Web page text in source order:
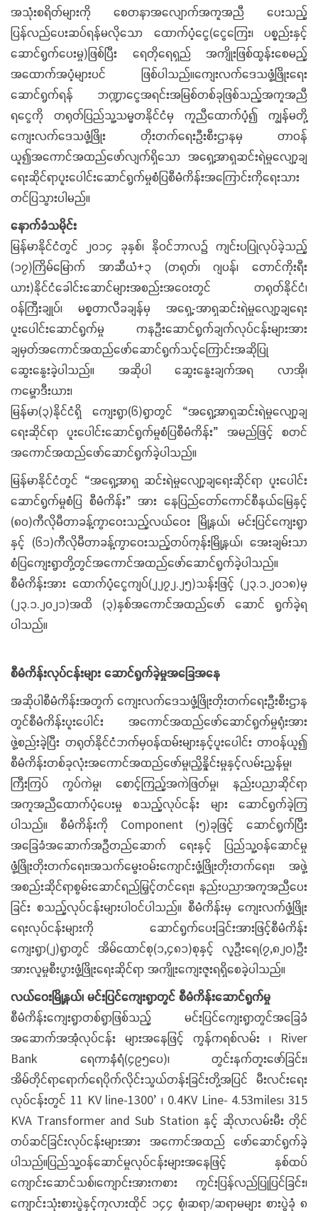
အသုံးစရိတ်များကို စေတနာအလျောက်အကူအညီ ပေးသည့်
ပြန်လည်ပေးဆပ်ရန်မလိုသော ထောက်ပံ့ငွေ(ငွေကြေး၊ ပစ္စည်းနှင့်
ဆောင်ရွက်ပေးမှု)ဖြစ်ပြီး ရေတိုရေရှည် အကျိုးဖြစ်ထွန်းစေမည့်
အထောက်အပံ့များပင် ဖြစ်ပါသည်။ကျေးလက်ဒေသဖွံ့ဖြိုးရေး
ဆောင်ရွက်ရန် ဘဏ္ဍာငွေအရင်းအမြစ်တစ်ခုဖြစ်သည့်အကူအညီ
ရငွေကို တရုတ်ပြည်သူ့သမ္မတနိုင်ငံမှ ကူညီထောက်ပံ့၍ ကျွန်မတို့
ကျေးလက်ဒေသဖွံ့ဖြိုး တိုးတက်ရေးဦးစီးဌာနမှ တာဝန်
ယူ၍အကောင်အထည်ဖော်လျက်ရှိသော အရှေ့အာရှဆင်းရဲမှုလျော့ချ
ရေးဆိုင်ရာပူးပေါင်းဆောင်ရွက်မှုစံပြစီမံကိန်းအကြောင်းကိုရေးသား
တင်ပြသွားပါမည်။
နောက်ခံသမိုင်း
မြန်မာနိုင်ငံတွင် ၂၀၁၄ ခုနှစ်၊ နိုဝင်ဘာလ၌ ကျင်းပပြုလုပ်ခဲ့သည့်
(၁၇)ကြိမ်မြောက် အာဆီယံ+၃ (တရုတ်၊ ဂျပန်၊ တောင်ကိုးရီး
ယား)နိုင်ငံခေါင်းဆောင်များအစည်းအဝေးတွင် တရုတ်နိုင်ငံ၊
ဝန်ကြီးချုပ်၊ မစ္စတာလီခချန်မှ အရှေ့-အာရှဆင်းရဲမှုလျော့ချရေး
ပူးပေါင်းဆောင်ရွက်မှု ကနဦးဆောင်ရွက်ချက်လုပ်ငန်းများအား
ချမှတ်အကောင်အထည်ဖော်ဆောင်ရွက်သင့်ကြောင်းအဆိုပြု
ဆွေးနွေးခဲ့ပါသည်။ အဆိုပါ ဆွေးနွေးချက်အရ လာအို၊
ကမ္ဘောဒီးယား၊
မြန်မာ(၃)နိုင်ငံရှိ ကျေးရွာ(၆)ရွာတွင် “အရှေ့အာရှဆင်းရဲမှုလျော့ချ
ရေးဆိုင်ရာ ပူးပေါင်းဆောင်ရွက်မှုစံပြစီမံကိန်း” အမည်ဖြင့် စတင်
အကောင်အထည်ဖော်ဆောင်ရွက်ခဲ့ပါသည်။
မြန်မာနိုင်ငံတွင် “အရှေ့အာရှ ဆင်းရဲမှုလျော့ချရေးဆိုင်ရာ ပူးပေါင်း
ဆောင်ရွက်မှုစံပြ စီမံကိန်း” အား နေပြည်တော်ကောင်စီနယ်မြေနှင့်
(၈၀)ကီလိုမီတာခန့်ကွာဝေးသည့်လယ်ဝေး မြို့နယ်၊ မင်းပြင်ကျေးရွာ
နှင့် (၆၁)ကီလိုမီတာခန့်ကွာဝေးသည့်တပ်ကုန်းမြို့နယ်၊ အေးချမ်းသာ
စံပြကျေးရွာတို့တွင်အကောင်အထည်ဖော်ဆောင်ရွက်ခဲ့ပါသည်။
စီမံကိန်းအား ထောက်ပံ့ငွေကျပ်(၂၂၇၂.၂၅)သန်းဖြင့် (၂၃.၁.၂၀၁၈)မှ
(၂၃.၁.၂၀၂၁)အထိ (၃)နှစ်အကောင်အထည်ဖော် ဆောင် ရွက်ခဲ့ရ
ပါသည်။
စီမံကိန်းလုပ်ငန်းများ ဆောင်ရွက်ခဲ့မှုအခြေအနေ
အဆိုပါစီမံကိန်းအတွက် ကျေးလက်ဒေသဖွံ့ဖြိုးတိုးတက်ရေးဦးစီးဌာန
တွင်စီမံကိန်းပူးပေါင်း အကောင်အထည်ဖော်ဆောင်ရွက်မှုရုံးအား
ဖွဲ့စည်းခဲ့ပြီး တရုတ်နိုင်ငံဘက်မှဝန်ထမ်းများနှင့်ပူးပေါင်း တာဝန်ယူ၍
စီမံကိန်းတစ်ခုလုံးအကောင်အထည်ဖော်မှု၊ညှိနှိုင်းမှုနှင့်လမ်းညွှန်မှု၊
ကြီးကြပ် ကွပ်ကဲမှု၊ စောင့်ကြည့်အကဲဖြတ်မှု၊ နည်းပညာဆိုင်ရာ
အကူအညီထောက်ပံ့ပေးမှု စသည့်လုပ်ငန်း များ ဆောင်ရွက်ခဲ့ကြ
ပါသည်။ စီမံကိန်းကို Component (၅)ခုဖြင့် ဆောင်ရွက်ပြီး
အခြေခံအဆောက်အဦတည်ဆောက် ရေးနှင့် ပြည်သူ့ဝန်ဆောင်မှု
ဖွံ့ဖြိုးတိုးတက်ရေး၊အသက်မွေးဝမ်းကျောင်းဖွံ့ဖြိုးတိုးတက်ရေး၊ အဖွဲ့
အစည်းဆိုင်ရာစွမ်းဆောင်ရည်မြှင့်တင်ရေး၊ နည်းပညာအကူအညီပေး
ခြင်း စသည့်လုပ်ငန်းများပါဝင်ပါသည်။ စီမံကိန်းမှ ကျေးလက်ဖွံ့ဖြိုး
ရေးလုပ်ငန်းများကို ဆောင်ရွက်ပေးခြင်းအားဖြင့်စီမံကိန်း
ကျေးရွာ(၂)ရွာတွင် အိမ်ထောင်စု(၁,၄၈၁)စုနှင့် လူဦးရေ(၇,၈၂၀)ဦး
အားလူမှုစီးပွားဖွံ့ဖြိုးရေးဆိုင်ရာ အကျိုးကျေးဇူးရရှိစေခဲ့ပါသည်။
လယ်ဝေးမြို့နယ်၊ မင်းပြင်ကျေးရွာတွင် စီမံကိန်းဆောင်ရွက်မှု
စီမံကိန်းကျေးရွာတစ်ရွာဖြစ်သည့် မင်းပြင်ကျေးရွာတွင်အခြေခံ
အဆောက်အအုံလုပ်ငန်း များအနေဖြင့် ကွန်ကရစ်လမ်း ၊ River
Bank ရေကာနံရံ(၄၉၅ပေ)၊ တွင်းနက်တူးဖော်ခြင်း၊
အိမ်တိုင်ရာရောက်ရေပိုက်လိုင်းသွယ်တန်းခြင်းတို့အပြင် မီးလင်းရေး
လုပ်ငန်းတွင် 11 KV line-1300’ ၊ 0.4KV Line- 4.53miles၊ 315
KVA Transformer and Sub Station နှင့် ဆိုလာလမ်းမီး တိုင်
တပ်ဆင်ခြင်းလုပ်ငန်းများအား အကောင်အထည် ဖော်ဆောင်ရွက်ခဲ့
ပါသည်။ပြည်သူ့ဝန်ဆောင်မှုလုပ်ငန်းများအနေဖြင့် နှစ်ထပ်
ကျောင်းဆောင်သစ်၊ကျောင်းအားကစား ကွင်းပြန်လည်ပြုပြင်ခြင်း၊
ကျောင်းသုံးစားပွဲနှင့်ကုလားထိုင် ၁၄၄ စုံ၊ဆရာ/ဆရာမများ စားပွဲခုံ ၈